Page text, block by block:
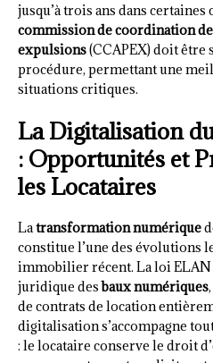
jusqu’à trois ans dans
commission de coordination
expulsions(CCAPEX) doit être
procédure, permettant une
situations critiques.
La Digitalisation
: Opportunités et
les Locataires
Latransformation numérique
constitue l’une des évolutions
immobilier récent. La loi ELAN
juridique desbaux numériques
de contrats de location
digitalisation s’accompagne
: le locataire conserve le droit